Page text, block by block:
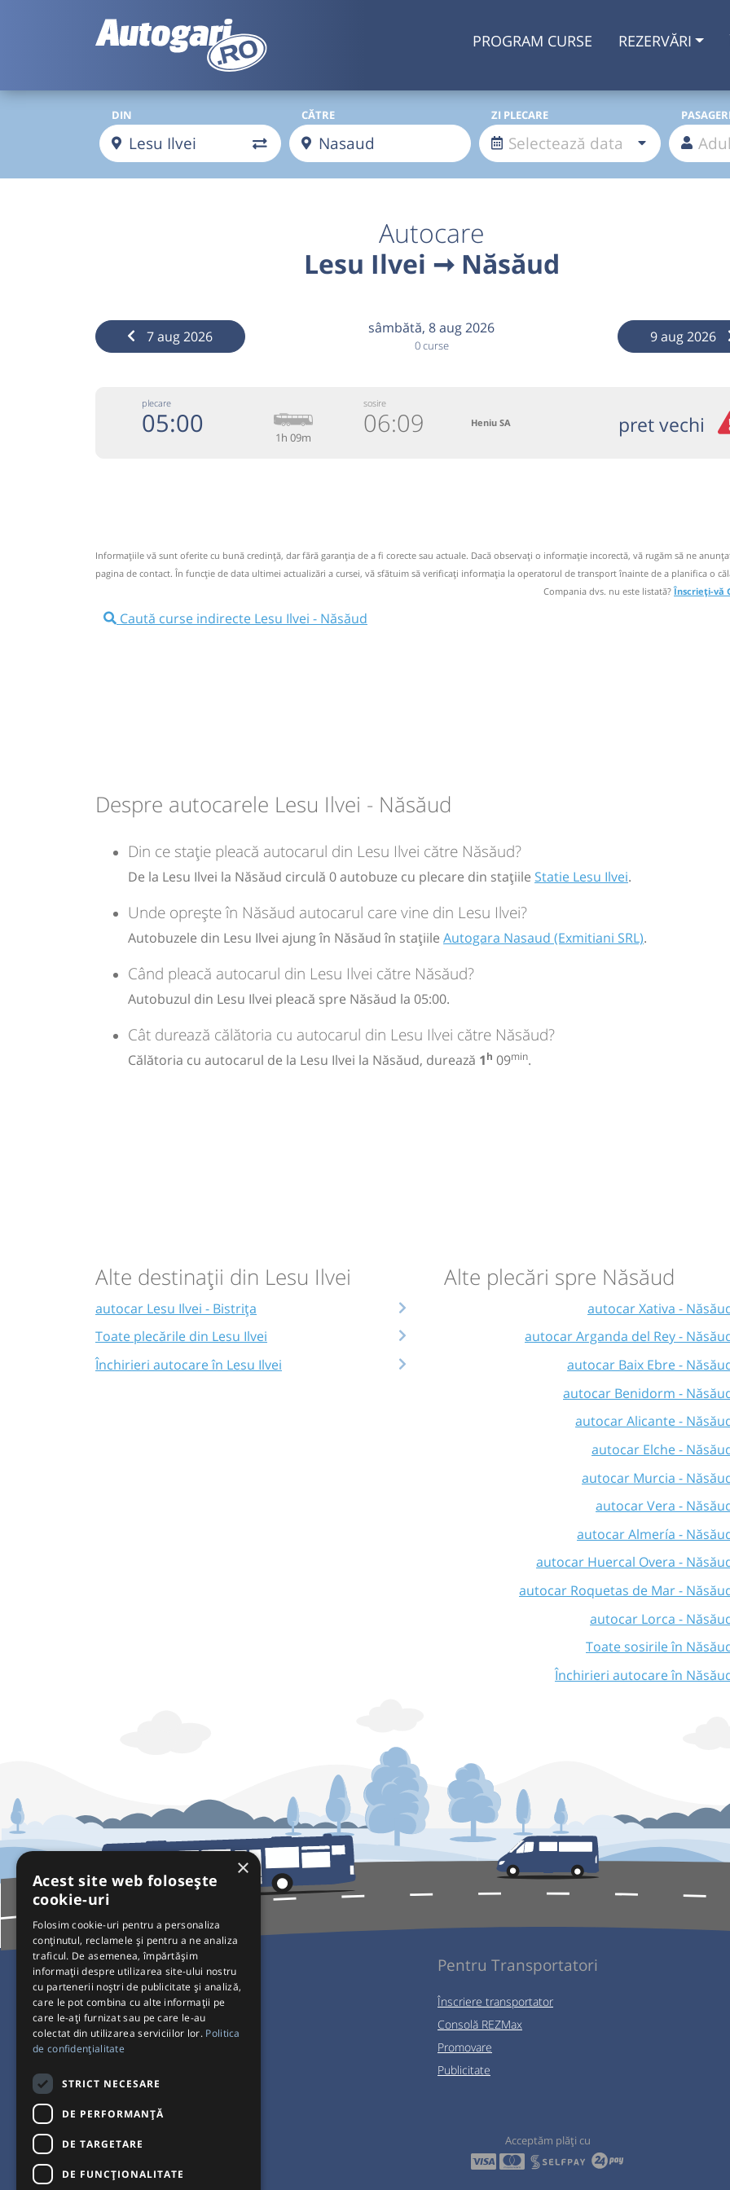
PROGRAM CURSE REZERVĂRI
DIN CĂTRE ZI PLECARE PASAGERI
Autocare
Lesu Ilvei ➞ Năsăud
7 aug 2026 sâmbătă, 8 aug 2026
0 curse 9 aug 2026
plecare
05:00 1h 09m
sosire
06:09 Heniu SA pret vechi
Circulă doar luni, marți, miercuri, joi și vineri
Durată:
1h09 min
Zile de circulație:
pret
vechi
Informaţiile vă sunt oferite cu bună credinţă, dar fără garanţia de a fi corecte sau actuale. Dacă observați o informaţie incorectă, vă rugăm să ne
pagina de contact. În funcție de data ultimei actualizări a cursei, vă sfătuim să verificaţi informaţia la operatorul de transport înainte de a planifica o
Compania dvs. nu este listată?Înscrieți-vă
Caută curse indirecte Lesu Ilvei - Năsăud
Despre autocarele Lesu Ilvei - Năsăud
Din ce stație pleacă autocarul din Lesu Ilvei către Năsăud?
De la Lesu Ilvei la Năsăud circulă 0 autobuze cu plecare din stațiile Statie Lesu Ilvei.
Unde oprește în Năsăud autocarul care vine din Lesu Ilvei?
Autobuzele din Lesu Ilvei ajung în Năsăud în stațiile Autogara Nasaud (Exmitiani SRL).
Când pleacă autocarul din Lesu Ilvei către Năsăud?
Autobuzul din Lesu Ilvei pleacă spre Năsăud la 05:00.
Cât durează călătoria cu autocarul din Lesu Ilvei către Năsăud?
Călătoria cu autocarul de la Lesu Ilvei la Năsăud, durează 1h 09min.
Alte destinații din Lesu Ilvei
autocar Lesu Ilvei - Bistrița
Toate plecările din Lesu Ilvei
Închirieri autocare în Lesu Ilvei
Alte plecări spre Năsăud
autocar Xativa -
autocar Arganda del Rey -
autocar Baix Ebre -
autocar Benidorm -
autocar Alicante -
autocar Elche -
autocar Murcia -
autocar Vera -
autocar Almería -
autocar Huercal Overa -
autocar Roquetas de Mar -
autocar Lorca -
Toate sosirile în
Închirieri autocare în
Pentru Călători
Curse autobuz
Plecări/Sosiri
Setări de cookie-uri
Pentru Transportatori
Înscriere transportator
Consolă REZMax
Promovare
Publicitate
Acceptăm plăți cu
×
Acest site web folosește
cookie-uri
Folosim cookie-uri pentru a personaliza
conținutul, reclamele și pentru a ne analiza
traficul. De asemenea, împărtășim
informații despre utilizarea site-ului nostru
cu partenerii noștri de publicitate și analiză,
care le pot combina cu alte informații pe
care le-ați furnizat sau pe care le-au
colectat din utilizarea serviciilor lor. Politica
de confidențialitate
STRICT NECESARE
DE PERFORMANȚĂ
DE TARGETARE
DE FUNCŢIONALITATE